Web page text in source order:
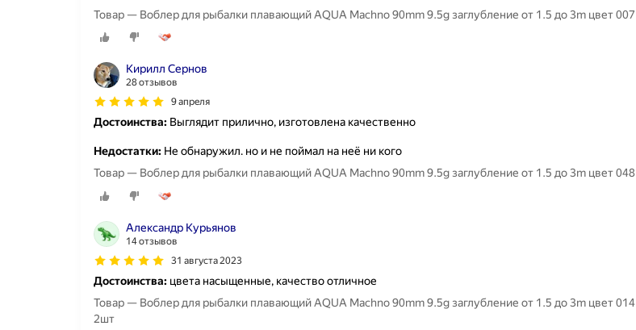
Товар — Воблер для рыбалки плавающий AQUA Machno 90mm 9.5g заглубление от 1.5 до 3m цвет 007
Кирилл Сернов
28 отзывов
9 апреля
Достоинства: Выглядит прилично, изготовлена качественно
Недостатки: Не обнаружил. но и не поймал на неё ни кого
Товар — Воблер для рыбалки плавающий AQUA Machno 90mm 9.5g заглубление от 1.5 до 3m цвет 048
Александр Курьянов
14 отзывов
31 августа 2023
Достоинства: цвета насыщенные, качество отличное
Товар — Воблер для рыбалки плавающий AQUA Machno 90mm 9.5g заглубление от 1.5 до 3m цвет 014
2шт